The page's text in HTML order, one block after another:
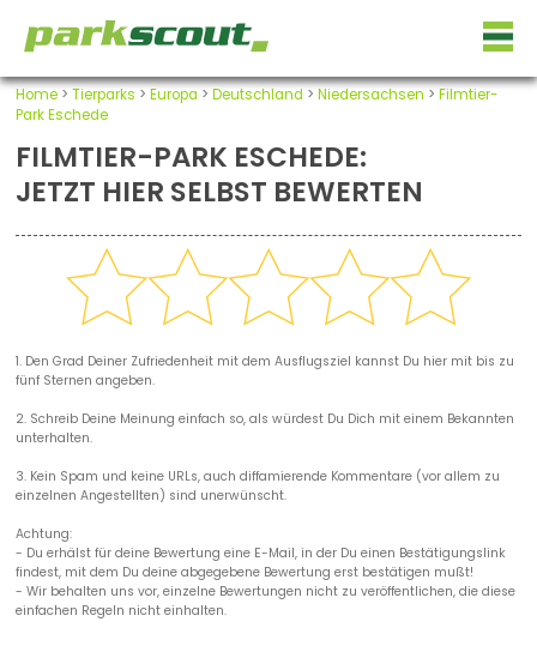
Home> Tierparks > Europa > Deutschland > Niedersachsen > Filmtier-
Park Eschede
FILMTIER-PARK ESCHEDE:
JETZT HIER SELBST BEWERTEN
1. Den Grad Deiner Zufriedenheit mit dem Ausflugsziel kannst Du hier mit bis zu
fünf Sternen angeben.
2. Schreib Deine Meinung einfach so, als würdest Du Dich mit einem Bekannten
unterhalten.
3. Kein Spam und keine URLs, auch diffamierende Kommentare (vor allem zu
einzelnen Angestellten) sind unerwünscht.
Achtung:
- Du erhälst für deine Bewertung eine E-Mail, in der Du einen Bestätigungslink
findest, mit dem Du deine abgegebene Bewertung erst bestätigen mußt!
- Wir behalten uns vor, einzelne Bewertungen nicht zu veröffentlichen, die diese
einfachen Regeln nicht einhalten.